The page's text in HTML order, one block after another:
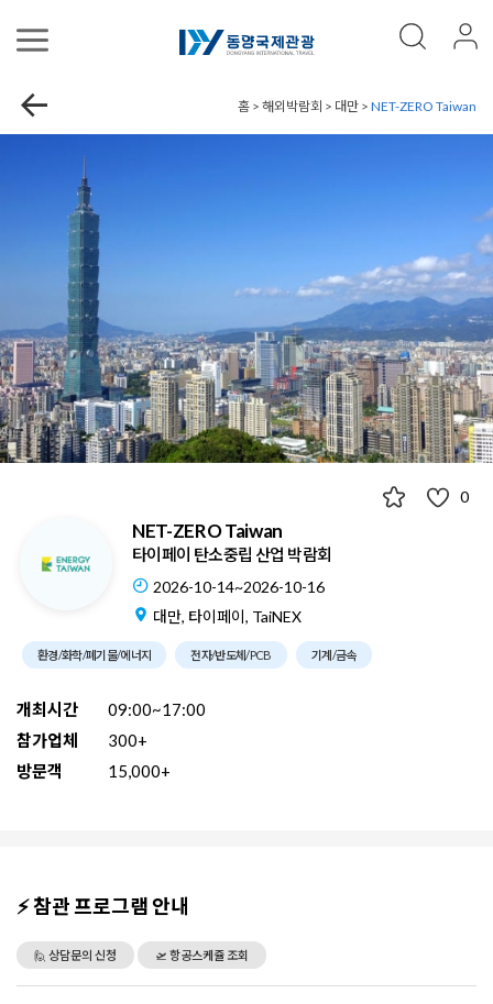
홈 > 해외박람회 > 대만 > NET-ZERO Taiwan
0
NET-ZERO Taiwan
타이페이 탄소중립 산업 박람회
2026-10-14~2026-10-16
대만, 타이페이, TaiNEX
환경/화학/폐기물/에너지 전자/반도체/PCB 기계/금속
개최시간
09:00~17:00
참가업체
300+
방문객
15,000+
⚡ 참관 프로그램 안내
🙋 상담문의 신청 🛫 항공스케쥴 조회